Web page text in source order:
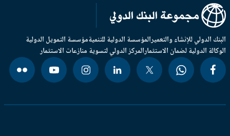
الدولي للإنشاء والتعميرالمؤسسة الدولية للتنميةمؤسسة التمويل الدولية
الدولية لضمان الاستثمارالمركز الدولي لتسوية منازعات الاستثمار